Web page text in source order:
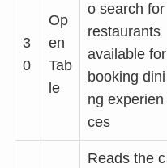
3
0
Op
en
Tab
le
o search for
restaurants
available for
booking dini
ng experien
ces
Reads the c